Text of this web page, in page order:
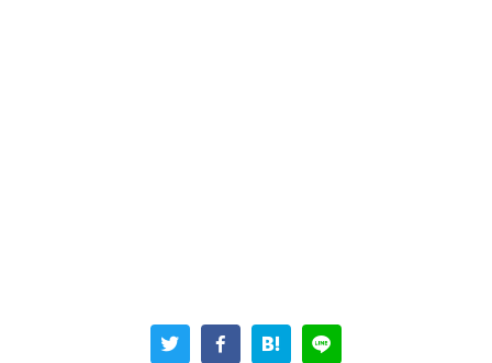
ものでしたが、地道にやれば出来るもの」だったそうで、